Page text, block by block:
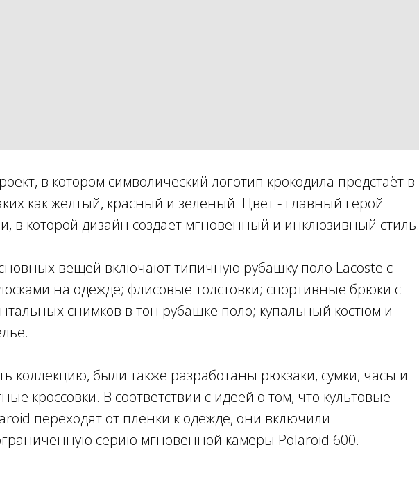
в котором символический логотип крокодила предстаёт в
как желтый, красный и зеленый. Цвет - главный герой
в которой дизайн создает мгновенный и инклюзивный стиль.
вещей включают типичную рубашку поло Lacoste с
на одежде; флисовые толстовки; спортивные брюки с
снимков в тон рубашке поло; купальный костюм и
коллекцию, были также разработаны рюкзаки, сумки, часы и
кроссовки. В соответствии с идеей о том, что культовые
переходят от пленки к одежде, они включили
серию мгновенной камеры Polaroid 600.